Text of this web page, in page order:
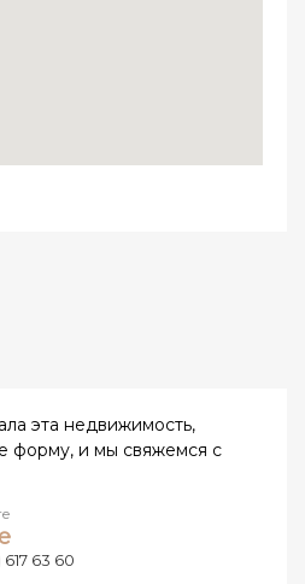
эта недвижимость,
форму, и мы свяжемся с
617 63 60